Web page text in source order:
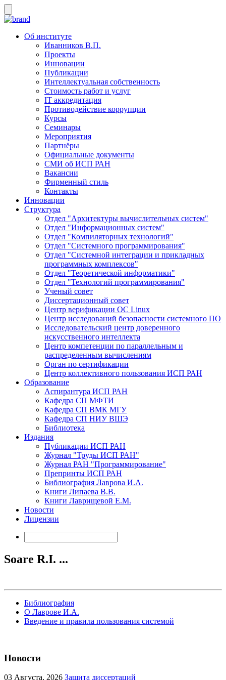
Об институте
Иванников В.П.
Проекты
Инновации
Публикации
Интеллектуальная собственность
Стоимость работ и услуг
IT аккредитация
Противодействие коррупции
Курсы
Семинары
Мероприятия
Партнёры
Официальные документы
СМИ об ИСП РАН
Вакансии
Фирменный стиль
Контакты
Инновации
Структура
Отдел "Архитектуры вычислительных систем"
Отдел "Информационных систем"
Отдел "Компиляторных технологий"
Отдел "Системного программирования"
Отдел "Системной интеграции и прикладных
программных комплексов"
Отдел "Теоретической информатики"
Отдел "Технологий программирования"
Ученый совет
Диссертационный совет
Центр верификации ОС Linux
Центр исследований безопасности системного ПО
Исследовательский центр доверенного
искусственного интеллекта
Центр компетенции по параллельным и
распределенным вычислениям
Орган по сертификации
Центр коллективного пользования ИСП РАН
Образование
Аспирантура ИСП РАН
Кафедра СП МФТИ
Кафедра СП ВМК МГУ
Кафедра СП НИУ ВШЭ
Библиотека
Издания
Публикации ИСП РАН
Журнал "Труды ИСП РАН"
Журнал РАН "Программирование"
Препринты ИСП РАН
Библиография Лаврова И.А.
Книги Липаева В.В.
Книги Лаврищевой Е.М.
Новости
Лицензии
Soare R.I. ...
Библиография
О Лаврове И.А.
Введение и правила пользования системой
Новости
03 Августа, 2026 Защита диссертаций